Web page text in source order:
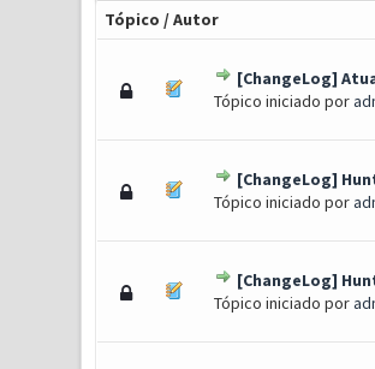
Tópico /Autor
[ChangeLog]
Tópico iniciado por
0
[ChangeLog]
Tópico iniciado por
0
[ChangeLog]
Tópico iniciado por
0